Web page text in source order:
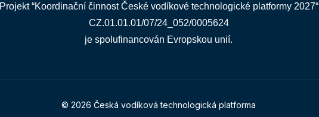
Projekt “Koordinační činnost České vodíkové technologické platformy 2027“
CZ.01.01.01/07/24_052/0005624
je spolufinancován Evropskou unií.
© 2026 Česká vodíková technologická platforma